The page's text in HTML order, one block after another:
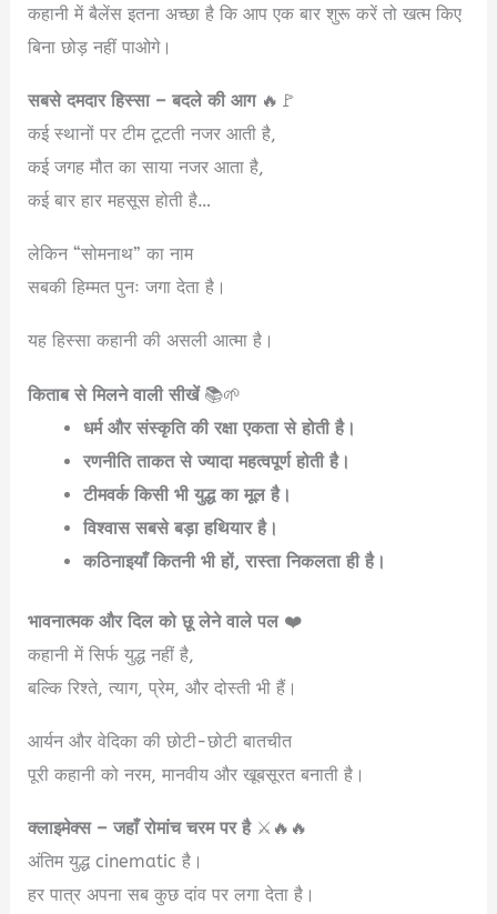
कहानी में बैलेंस इतना अच्छा है कि आप एक बार शुरू करें तो खत्म किए
बिना छोड़ नहीं पाओगे।
सबसे दमदार हिस्सा – बदले की आग🔥🚩
कई स्थानों पर टीम टूटती नजर आती है,
कई जगह मौत का साया नजर आता है,
कई बार हार महसूस होती है…
लेकिन “सोमनाथ” का नाम
सबकी हिम्मत पुनः जगा देता है।
यह हिस्सा कहानी की असली आत्मा है।
किताब से मिलने वाली सीखें📚🌱
धर्म और संस्कृति की रक्षा एकता से होती है।
रणनीति ताकत से ज्यादा महत्वपूर्ण होती है।
टीमवर्क किसी भी युद्ध का मूल है।
विश्वास सबसे बड़ा हथियार है।
कठिनाइयाँ कितनी भी हों, रास्ता निकलता ही है।
भावनात्मक और दिल को छू लेने वाले पल❤️
कहानी में सिर्फ युद्ध नहीं है,
बल्कि रिश्ते, त्याग, प्रेम, और दोस्ती भी हैं।
आर्यन और वेदिका की छोटी-छोटी बातचीत
पूरी कहानी को नरम, मानवीय और खूबसूरत बनाती है।
क्लाइमेक्स – जहाँ रोमांच चरम पर है⚔️🔥🔥
अंतिम युद्ध cinematic है।
हर पात्र अपना सब कुछ दांव पर लगा देता है।